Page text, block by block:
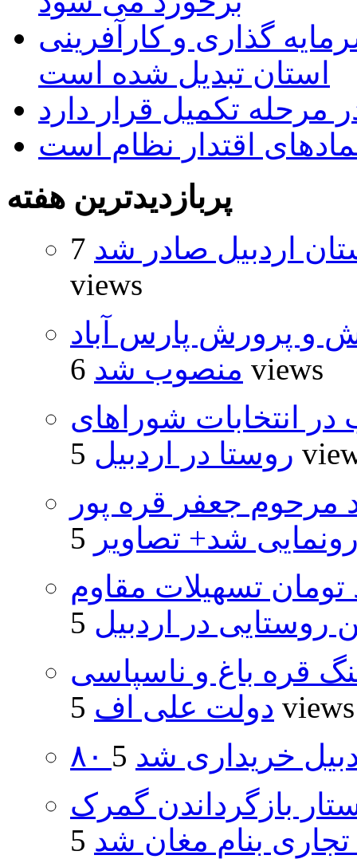
گذاری و کارآفرینی
استان تبدیل شده است
مرحله تکمیل قرار دارد
اقتدار نظام است
پربازدیدترین هفته
اردبیل صادر شد 7
views
و پرورش پارس آباد
منصوب شد 6 views
۵۰۰۰ داوطلب در انتخابات شوراهای
روستا در اردبیل 5
مرحوم جعفر قره پور
شد+ تصاویر
و ۴۸۰ میلیارد تومان تسهیلات مقاوم
در اردبیل
قره باغ و ناسپاسی
دولت علی اف 5 views
خریداری شد
بازگرداندن گمرک
تجاری بنام مغان شد